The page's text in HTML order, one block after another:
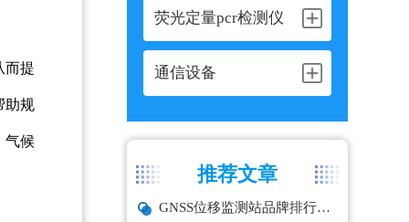
荧光定量pcr检测仪
通信设备
推荐文章
GNSS位移监测站品牌排行与选型推荐
而提
助规
气候